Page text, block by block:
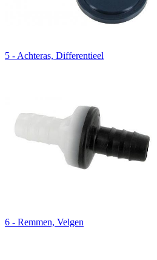
5 - Achteras, Differentieel
6 - Remmen, Velgen